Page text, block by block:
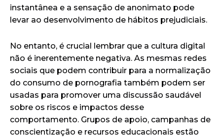
instantânea e a sensação de anonimato pode
levar ao desenvolvimento de hábitos prejudiciais.
No entanto, é crucial lembrar que a cultura digital
não é inerentemente negativa. As mesmas redes
sociais que podem contribuir para a normalização
do consumo de pornografia também podem ser
usadas para promover uma discussão saudável
sobre os riscos e impactos desse
comportamento. Grupos de apoio, campanhas de
conscientização e recursos educacionais estão